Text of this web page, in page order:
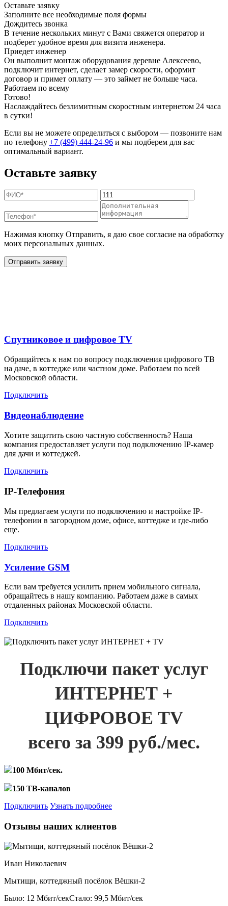
Оставьте заявку
Заполните все необходимые поля формы
Дождитесь звонка
В течение нескольких минут с Вами свяжется оператор и
подберет удобное время для визита инженера.
Приедет инженер
Он выполнит монтаж оборудования деревне Алексеево,
подключит интернет, сделает замер скорости, оформит
договор и примет оплату — это займет не больше часа.
Работаем по всему
Готово!
Наслаждайтесь безлимитным скоростным интернетом 24 часа
в сутки!
Если вы не можете определиться с выбором — позвоните нам
по телефону +7 (499) 444-24-96 и мы подберем для вас
оптимальный вариант.
Оставьте заявку
Нажимая кнопку Отправить, я даю свое согласие на обработку
моих персональных данных.
Отправить заявку
Спутниковое и цифровое TV
Обращайтесь к нам по вопросу подключения цифрового ТВ
на даче, в коттедже или частном доме. Работаем по всей
Московской области.
Подключить
Видеонаблюдение
Хотите защитить свою частную собственность? Наша
компания предоставляет услуги под подключению IP-камер
для дачи и коттеджей.
Подключить
IP-Телефония
Мы предлагаем услуги по подключению и настройке IP-
телефонии в загородном доме, офисе, коттедже и где-либо
еще.
Подключить
Усиление GSM
Если вам требуется усилить прием мобильного сигнала,
обращайтесь в нашу компанию. Работаем даже в самых
отдаленных районах Московской области.
Подключить
Подключи пакет услуг
ИНТЕРНЕТ +
ЦИФРОВОЕ TV
всего за 399 руб./мес.
100 Мбит/сек.
150 ТВ-каналов
Подключить Узнать подробнее
Отзывы наших клиентов
Иван Николаевич
Мытищи, коттеджный посёлок Вёшки-2
Было: 12 Мбит/секСтало: 99,5 Мбит/сек